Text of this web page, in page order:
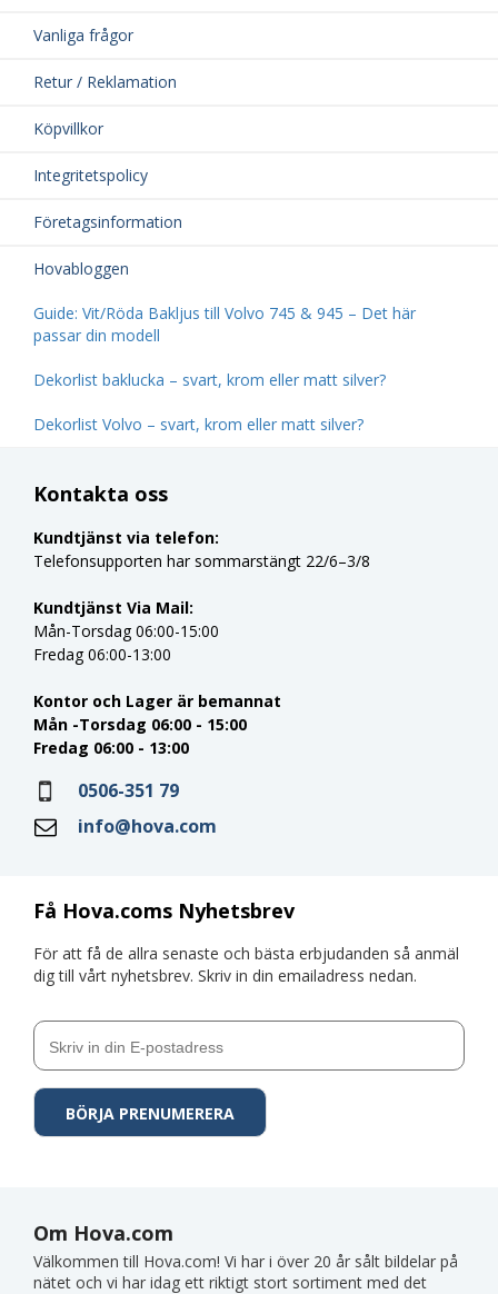
Vanliga frågor
Retur / Reklamation
Köpvillkor
Integritetspolicy
Företagsinformation
Hovabloggen
Guide: Vit/Röda Bakljus till Volvo 745 & 945 – Det här
passar din modell
Dekorlist baklucka – svart, krom eller matt silver?
Dekorlist Volvo – svart, krom eller matt silver?
Få Hova.coms Nyhetsbrev
För att få de allra senaste och bästa erbjudanden så anmäl
dig till vårt nyhetsbrev. Skriv in din emailadress nedan.
Kontakta oss
Kundtjänst via telefon:
Telefonsupporten har sommarstängt 22/6–3/8
Kundtjänst Via Mail:
Mån-Torsdag 06:00-15:00
Fredag 06:00-13:00
Kontor och Lager är bemannat
Mån -Torsdag 06:00 - 15:00
Fredag 06:00 - 13:00
0506-351 79
info@hova.com
Om Hova.com
Välkommen till Hova.com! Vi har i över 20 år sålt bildelar på
nätet och vi har idag ett riktigt stort sortiment med det